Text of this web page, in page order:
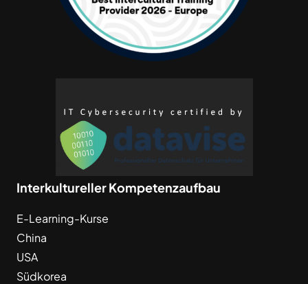
Interkultureller Kompetenzaufbau
E-Learning-Kurse
China
USA
Südkorea